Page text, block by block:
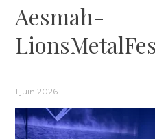
Aesmah-
1 juin 2026